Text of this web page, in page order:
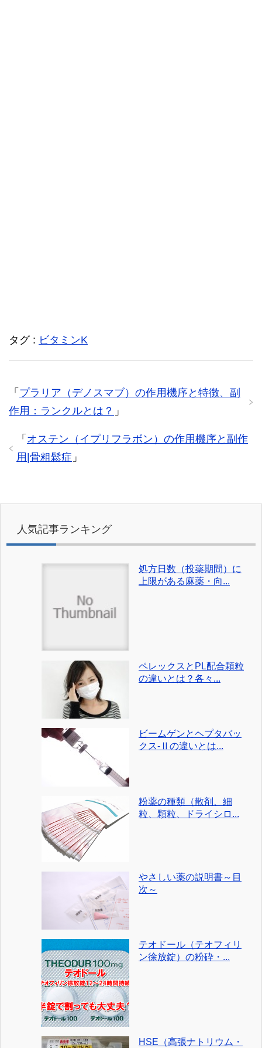
タグ : ビタミンK
「 プラリア（デノスマブ）の作用機序と特徴、副
作用：ランクルとは？ 」
「 オステン（イプリフラボン）の作用機序と副作
用|骨粗鬆症 」
人気記事ランキング
処方日数（投薬期間）に
上限がある麻薬・向...
ペレックスとPL配合顆粒
の違いとは？各々...
ビームゲンとヘプタバッ
クス-Ⅱの違いとは...
粉薬の種類（散剤、細
粒、顆粒、ドライシロ...
やさしい薬の説明書～目
次～
テオドール（テオフィリ
ン徐放錠）の粉砕・...
HSE（高張ナトリウム・